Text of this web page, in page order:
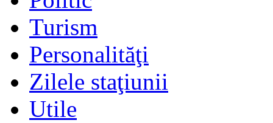
Turism
Personalităţi
Zilele staţiunii
Utile